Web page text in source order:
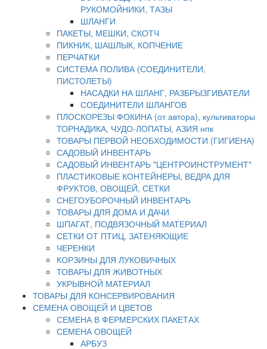
РУКОМОЙНИКИ, ТАЗЫ
ШЛАНГИ
ПАКЕТЫ, МЕШКИ, СКОТЧ
ПИКНИК, ШАШЛЫК, КОПЧЕНИЕ
ПЕРЧАТКИ
СИСТЕМА ПОЛИВА (СОЕДИНИТЕЛИ,
ПИСТОЛЕТЫ)
НАСАДКИ НА ШЛАНГ, РАЗБРЫЗГИВАТЕЛИ
СОЕДИНИТЕЛИ ШЛАНГОВ
ПЛОСКОРЕЗЫ ФОКИНА (от автора), культиваторы
ТОРНАДИКА, ЧУДО-ЛОПАТЫ, АЗИЯ нпк
ТОВАРЫ ПЕРВОЙ НЕОБХОДИМОСТИ (ГИГИЕНА)
САДОВЫЙ ИНВЕНТАРЬ
САДОВЫЙ ИНВЕНТАРЬ "ЦЕНТРОИНСТРУМЕНТ"
ПЛАСТИКОВЫЕ КОНТЕЙНЕРЫ, ВЕДРА ДЛЯ
ФРУКТОВ, ОВОЩЕЙ, СЕТКИ
СНЕГОУБОРОЧНЫЙ ИНВЕНТАРЬ
ТОВАРЫ ДЛЯ ДОМА И ДАЧИ
ШПАГАТ, ПОДВЯЗОЧНЫЙ МАТЕРИАЛ
СЕТКИ ОТ ПТИЦ, ЗАТЕНЯЮЩИЕ
ЧЕРЕНКИ
КОРЗИНЫ ДЛЯ ЛУКОВИЧНЫХ
ТОВАРЫ ДЛЯ ЖИВОТНЫХ
УКРЫВНОЙ МАТЕРИАЛ
ТОВАРЫ ДЛЯ КОНСЕРВИРОВАНИЯ
СЕМЕНА ОВОЩЕЙ И ЦВЕТОВ
СЕМЕНА В ФЕРМЕРСКИХ ПАКЕТАХ
СЕМЕНА ОВОЩЕЙ
АРБУЗ